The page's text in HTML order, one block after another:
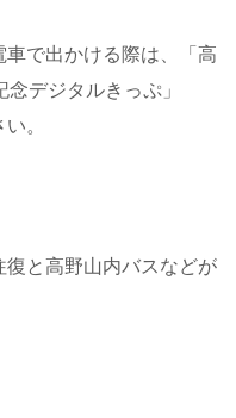
で出かける際は、「高
デジタルきっぷ」
。
復と高野山内バスなどが